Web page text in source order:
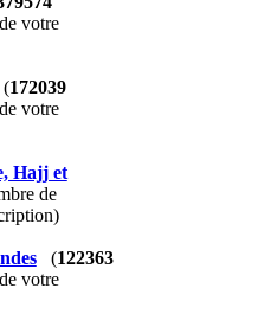
votre
(172039
votre
Hajj et
de
(122363
votre